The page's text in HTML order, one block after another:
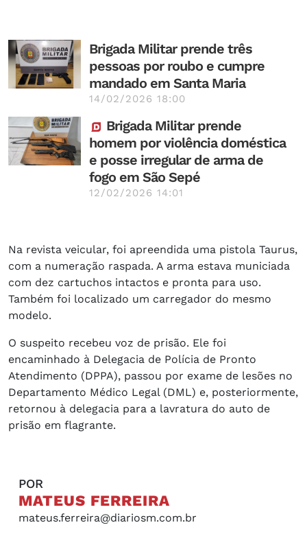
Brigada Militar prende três
pessoas por roubo e cumpre
mandado em Santa Maria
14/02/2026 18:00
Brigada Militar prende
homem por violência doméstica
e posse irregular de arma de
fogo em São Sepé
12/02/2026 14:01
Na revista veicular, foi apreendida uma pistola Taurus,
com a numeração raspada. A arma estava municiada
com dez cartuchos intactos e pronta para uso.
Também foi localizado um carregador do mesmo
modelo.
O suspeito recebeu voz de prisão. Ele foi
encaminhado à Delegacia de Polícia de Pronto
Atendimento (DPPA), passou por exame de lesões no
Departamento Médico Legal (DML) e, posteriormente,
retornou à delegacia para a lavratura do auto de
prisão em flagrante.
POR
MATEUS FERREIRA
mateus.ferreira@diariosm.com.br